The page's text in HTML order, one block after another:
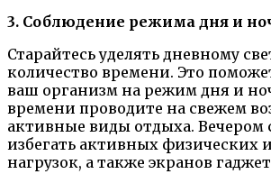
3. Соблюдение режима дня и
Старайтесь уделять дневному
количество времени. Это
ваш организм на режим дня и
времени проводите на свежем
активные виды отдыха. Вечером
избегать активных физических
нагрузок, а также экранов